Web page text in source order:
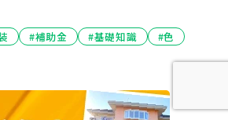
#補助金 #基礎知識
#色